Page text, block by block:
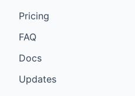
Pricing
FAQ
Docs
Updates